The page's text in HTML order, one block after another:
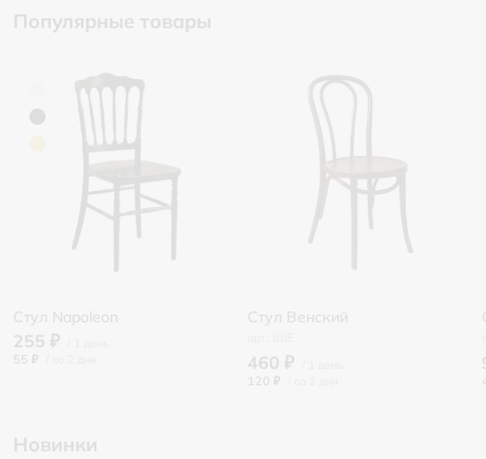
Популярные товары
Стул Napoleon
255 ₽
55 ₽
Стул Венский
460 ₽
120 ₽
Новинки